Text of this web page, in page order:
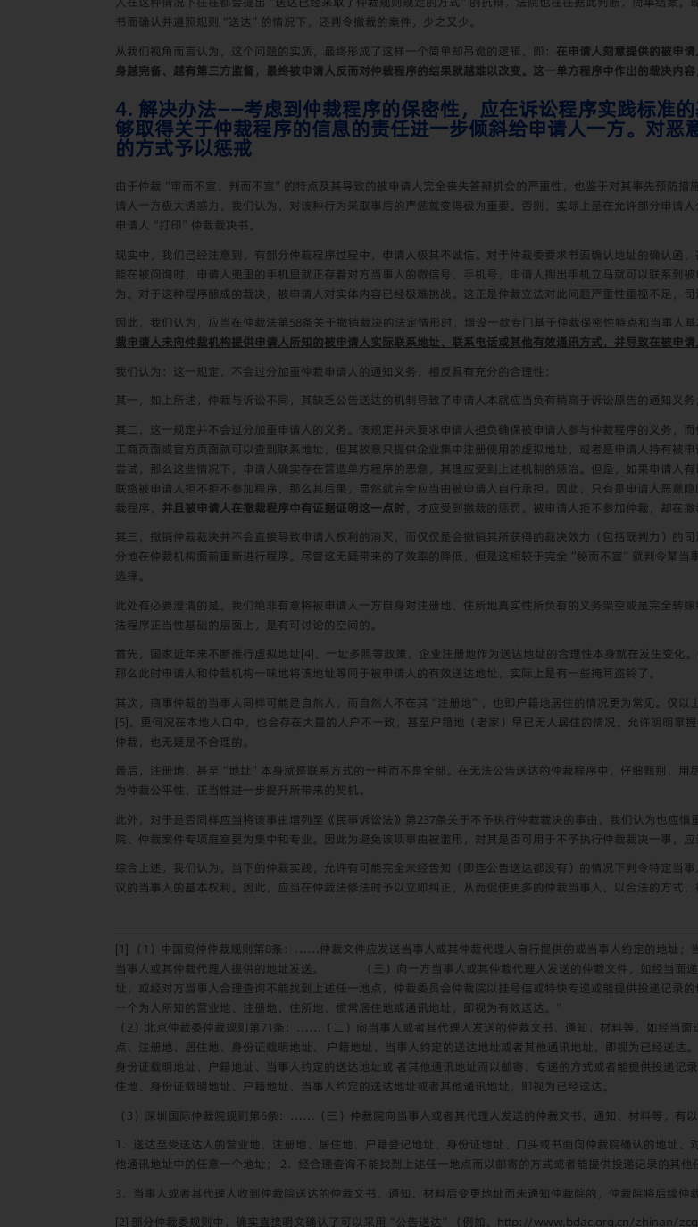
书面确认并遵照规则“送达”的情况下，还判令撤裁的案件，少之又少。
从我们视角而言认为，这个问题的实质，最终形成了这样一个简单却吊诡的逻辑，即： 在申请人刻意提供的被申
身越完备、越有第三方监督，最终被申请人反而对仲裁程序的结果就越难以改变。这一单方程序中作出的裁决内容
4. 解决办法——考虑到仲裁程序的保密性，应在诉讼程序实践标准
够取得关于仲裁程序的信息的责任进一步倾斜给申请人一方。对
的方式予以惩戒
由于仲裁“审而不宣、判而不宣”的特点及其导致的被申请人完全丧失答辩机会的严重性，也鉴于对其事先预防
请人一方极大诱惑力，我们认为，对该种行为采取事后的严惩就变得极为重要。否则，实际上是在允许部分申
申请人“打印”仲裁裁决书。
现实中，我们已经注意到，有部分仲裁程序过程中，申请人极其不诚信。对于仲裁委要求书面确认地址的确认函
能在被问询时，申请人兜里的手机里就正存着对方当事人的微信号、手机号，申请人掏出手机立马就可以联系到
为。对于这种程序酿成的裁决，被申请人对实体内容已经极难挑战。这正是仲裁立法对此问题严重性重视不足，
因此，我们认为，应当在仲裁法第58条关于撤销裁决的法定情形时，增设一款专门基于仲裁保密性特点和当事人
裁申请人未向仲裁机构提供申请人所知的被申请人实际联系地址、联系电话或其他有效通讯方式，并导致在被申
我们认为：这一规定，不会过分加重仲裁申请人的通知义务，相反具有充分的合理性：
其一，如上所述，仲裁与诉讼不同，其缺乏公告送达的机制导致了申请人本就应当负有稍高于诉讼原告的通知义务
其二，这一规定并不会过分加重申请人的义务。该规定并未要求申请人担负确保被申请人参与仲裁程序的义务
工商页面或官方页面就可以查到联系地址，但其故意只提供企业集中注册使用的虚拟地址，或者是申请人持有被
尝试，那么这些情况下，申请人确实存在营造单方程序的恶意，其理应受到上述机制的惩治。但是，如果申请人
联络被申请人拒不拒不参加程序，那么其后果，显然就完全应当由被申请人自行承担。因此，只有是申请人恶
裁程序， 并且被申请人在撤裁程序中有证据证明这一点时，才应受到撤裁的惩罚。被申请人拒不参加仲裁，却在
其三，撤销仲裁裁决并不会直接导致申请人权利的消灭，而仅仅是会撤销其所获得的裁决效力（包括既判力）的
分地在仲裁机构面前重新进行程序。尽管这无疑带来的了效率的降低，但是这相较于完全“秘而不宣”就判令某
选择。
此处有必要澄清的是，我们绝非有意将被申请人一方自身对注册地、住所地真实性所负有的义务架空或是完全
法程序正当性基础的层面上，是有可讨论的空间的。
首先，国家近年来不断推行虚拟地址 [4]、一址多照等政策，企业注册地作为送达地址的合理性本身就在发生变化
那么此时申请人和仲裁机构一味地将该地址等同于被申请人的有效送达地址，实际上是有一些掩耳盗铃了。
其次，商事仲裁的当事人同样可能是自然人，而自然人不在其“注册地”，也即户籍地居住的情况更为常见。仅以
[5]。更何况在本地人口中，也会存在大量的人户不一致，甚至户籍地（老家）早已无人居住的情况。允许明明掌
仲裁，也无疑是不合理的。
最后，注册地、甚至“地址”本身就是联系方式的一种而不是全部。在无法公告送达的仲裁程序中，仔细甄别、用
为仲裁公平性、正当性进一步提升所带来的契机。
此外，对于是否同样应当将该事由增列至《民事诉讼法》第237条关于不予执行仲裁裁决的事由，我们认为也应
院、仲裁案件专项庭室更为集中和专业。因此为避免该项事由被滥用，对其是否可用于不予执行仲裁裁决一事，应
综合上述，我们认为，当下的仲裁实践，允许有可能完全未经告知（即连公告送达都没有）的情况下判令特定当
议的当事人的基本权利。因此，应当在仲裁法修法时予以立即纠正，从而促使更多的仲裁当事人，以合法的方式
[1] （ 1 ）中国贸仲仲裁规则第8条：……仲裁文件应发送当事人或其仲裁代理人自行提供的或当事人约定的地址；
当事人或其仲裁代理人提供的地址发送。 （三）向一方当事人或其仲裁代理人发送的仲裁文件，如经当面递
址，或经对方当事人合理查询不能找到上述任一地点，仲裁委员会仲裁院以挂号信或特快专递或能提供投递记录
一个为人所知的营业地、注册地、住所地、惯常居住地或通讯地址，即视为有效送达。”
（ 2）北京仲裁委仲裁规则第71 条：……（二）向当事人或者其代理人发送的仲裁文书、通知、材料等，如经当
点、注册地、居住地、身份证载明地址、 户籍地址、当事人约定的送达地址或者其他通讯地址，即视为已经送达。
身份证载明地址、户籍地址、当事人约定的送达地址或 者其他通讯地址而以邮寄、专递的方式或者能提供投递
住地、身份证载明地址、户籍地址、当事人约定的送达地址或者其他通讯地址，即视为已经送达。
（ 3 ）深圳国际仲裁院规则第6条：……（三）仲裁院向当事人或者其代理人发送的仲裁文书、通知、材料等，有以
1 ．送达至受送达人的营业地、注册地、居住地、户籍登记地址、身份证地址、口头或书面向仲裁院确认的地址
他通讯地址中的任意一个地址；
2．经合理查询不能找到上述任一地点而以邮寄的方式或者能提供投递记录的其他
3 ．当事人或者其代理人收到仲裁院送达的仲裁文书、通知、材料后变更地址而未通知仲裁院的，仲裁院将后续仲
[2] 部分仲裁委规则中，确实直接明文确认了可以采用“公告送达”（例如， http://www.bdac.org.cn/zhinan/